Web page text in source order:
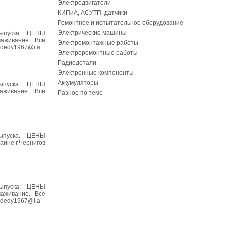
ЦЕНЫ
Все
ЦЕНЫ
Все
ЦЕНЫ
г.Чернигов
ЦЕНЫ
Все
Электродвигатели
КИПиА, АСУТП, датчики
Ремонтное и испытательное оборудование
Электрические машины
Электромонтажные работы
Электроремонтные работы
Радиодетали
Электронные компоненты
Аккумуляторы
Разное по теме